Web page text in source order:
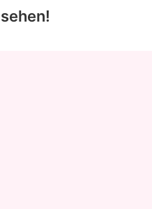
sehen!